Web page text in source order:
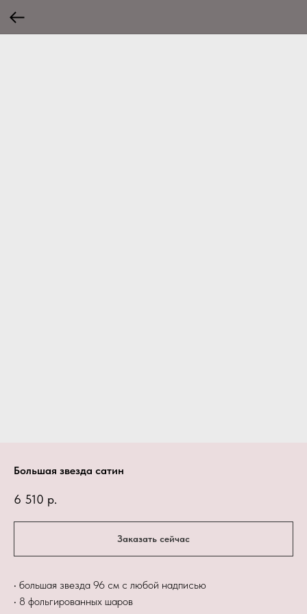
Большая звезда сатин
6 510 р.
Заказать сейчас
• большая звезда 96 см с любой надписью
• 8 фольгированных шаров